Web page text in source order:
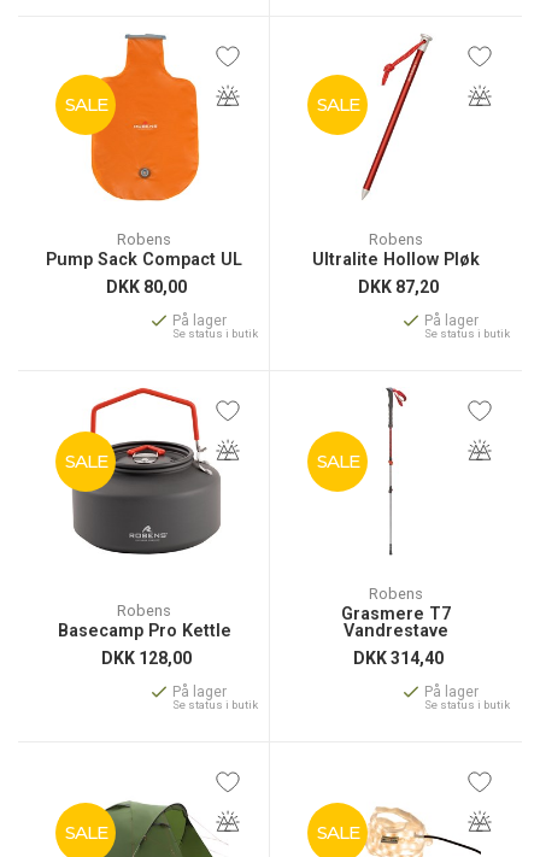
SALE
Robens
Pump Sack Compact UL
DKK 80,00
På lager
Se status i butik
SALE
Robens
Ultralite Hollow Pløk
DKK 87,20
På lager
Se status i butik
SALE
Robens
Basecamp Pro Kettle
DKK 128,00
På lager
Se status i butik
SALE
Robens
Grasmere T7
Vandrestave
DKK314,40
På lager
Se status i butik
SALE SALE